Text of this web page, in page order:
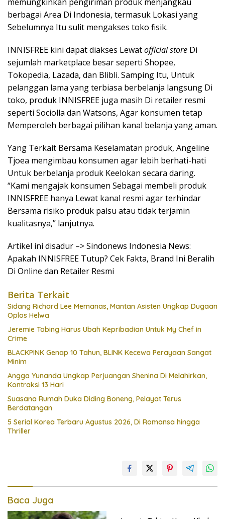
berbagai Area Di Indonesia, termasuk Lokasi yang
Sebelumnya Itu sulit mengakses toko fisik.
INNISFREE kini dapat diakses Lewatofficial store Di
sejumlah marketplace besar seperti Shopee,
Tokopedia, Lazada, dan Blibli. Samping Itu, Untuk
pelanggan lama yang terbiasa berbelanja langsung Di
toko, produk INNISFREE juga masih Di retailer resmi
seperti Sociolla dan Watsons, Agar konsumen tetap
Memperoleh berbagai pilihan kanal belanja yang aman.
Yang Terkait Bersama Keselamatan produk, Angeline
Tjoea mengimbau konsumen agar lebih berhati-hati
Untuk berbelanja produk Keelokan secara daring.
“Kami mengajak konsumen Sebagai membeli produk
INNISFREE hanya Lewat kanal resmi agar terhindar
Bersama risiko produk palsu atau tidak terjamin
kualitasnya,” lanjutnya.
Artikel ini disadur –> Sindonews Indonesia News:
Apakah INNISFREE Tutup? Cek Fakta, Brand Ini Beralih
Di Online dan Retailer Resmi
Berita Terkait
Sidang Richard Lee Memanas, Mantan Asisten Ungkap Dugaan
Oplos Helwa
Jeremie Tobing Harus Ubah Kepribadian Untuk My Chef in
Crime
BLACKPINK Genap 10 Tahun, BLINK Kecewa Perayaan Sangat
Minim
Angga Yunanda Ungkap Perjuangan Shenina Di Melahirkan,
Kontraksi 13 Hari
Suasana Rumah Duka Diding Boneng, Pelayat Terus
Berdatangan
5 Serial Korea Terbaru Agustus 2026, Di Romansa hingga
Thriller
Baca Juga